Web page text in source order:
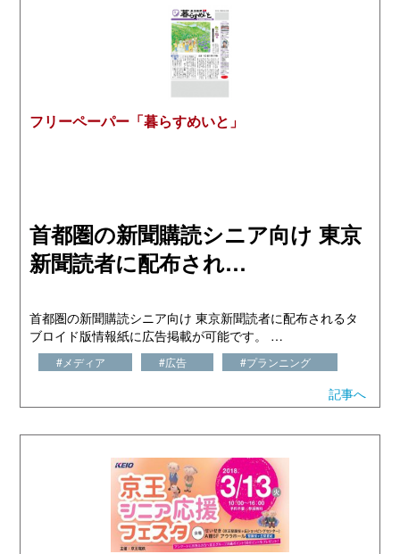
フリーペーパー「暮らすめいと」
首都圏の新聞購読シニア向け 東京
新聞読者に配布され…
首都圏の新聞購読シニア向け 東京新聞読者に配布されるタ
ブロイド版情報紙に広告掲載が可能です。 …
#メディア #広告 #プランニング
記事へ